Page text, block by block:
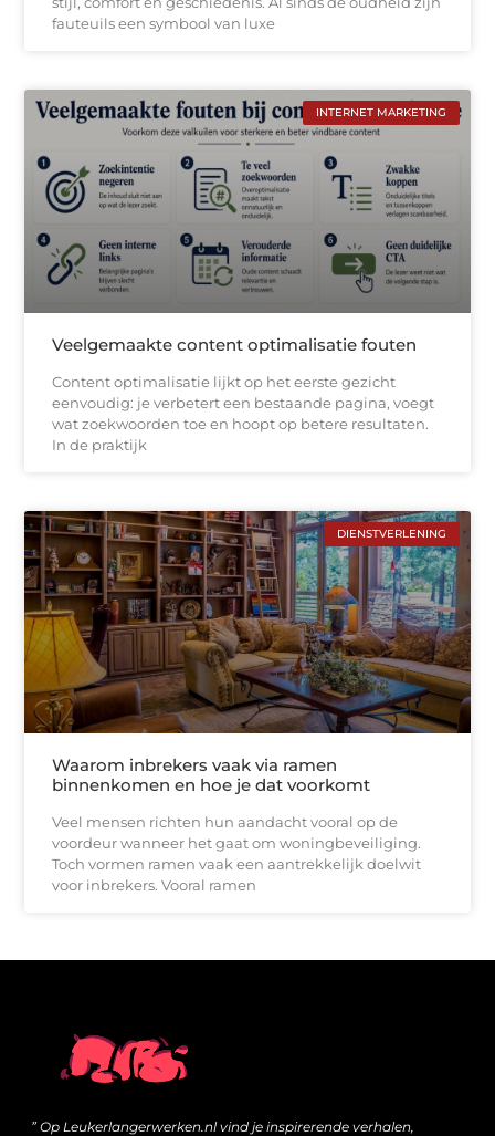
fauteuils een symbool van luxe
INTERNET MARKETING
Veelgemaakte content optimalisatie fouten
Content optimalisatie lijkt op het eerste gezicht
eenvoudig: je verbetert een bestaande pagina, voegt
wat zoekwoorden toe en hoopt op betere resultaten.
In de praktijk
DIENSTVERLENING
Waarom inbrekers vaak via ramen
binnenkomen en hoe je dat voorkomt
Veel mensen richten hun aandacht vooral op de
voordeur wanneer het gaat om woningbeveiliging.
Toch vormen ramen vaak een aantrekkelijk doelwit
voor inbrekers. Vooral ramen
” Op Leukerlangerwerken.nl vind je inspirerende verhalen,